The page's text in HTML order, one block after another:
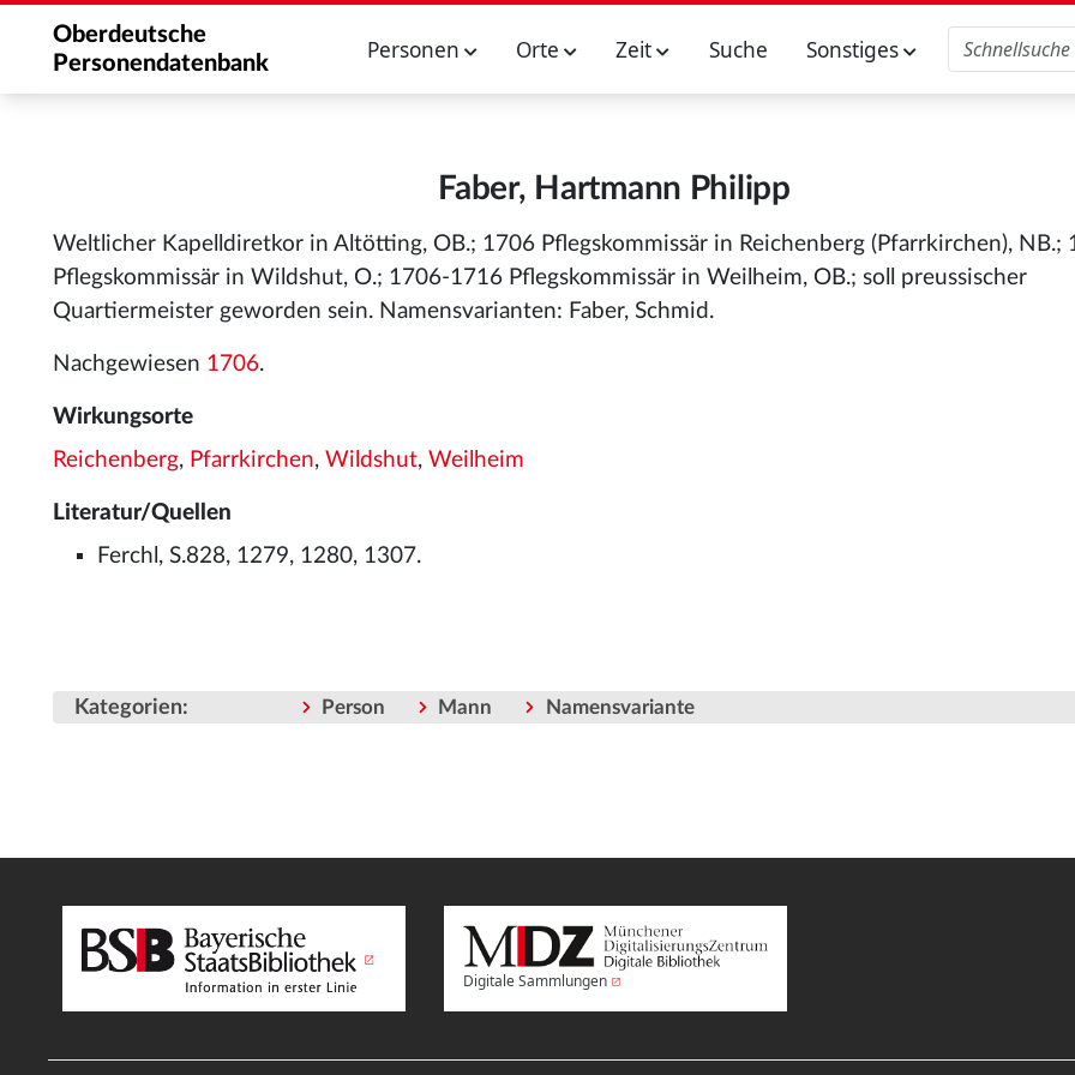
Oberdeutsche
Personendatenbank
Personen Orte Zeit Suche Sonstiges
Faber, Hartmann Philipp
Weltlicher Kapelldiretkor in Altötting, OB.; 1706 Pflegskommissär in Reichenberg (Pfarrkirchen), NB.;
Pflegskommissär in Wildshut, O.; 1706-1716 Pflegskommissär in Weilheim, OB.; soll preussischer
Quartiermeister geworden sein. Namensvarianten: Faber, Schmid.
Nachgewiesen 1706.
Wirkungsorte
Reichenberg, Pfarrkirchen, Wildshut, Weilheim
Literatur/Quellen
Ferchl, S.828, 1279, 1280, 1307.
Kategorien: Person Mann Namensvariante
Digitale Sammlungen